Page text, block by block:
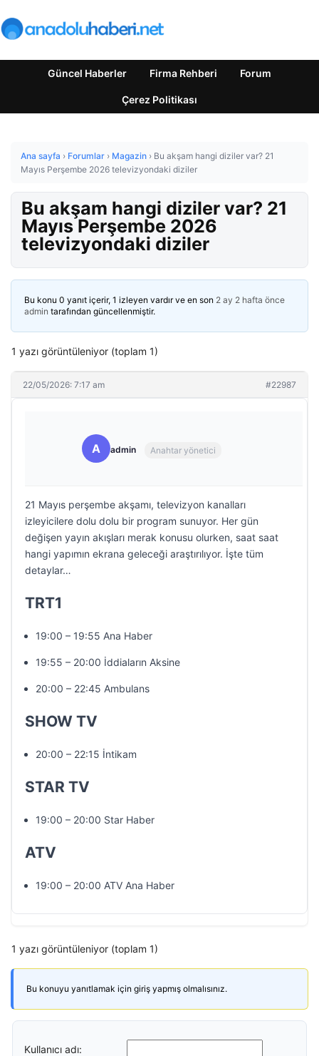
Güncel Haberler Firma Rehberi Forum
Çerez Politikası
Ana sayfa › Forumlar › Magazin › Bu akşam hangi diziler var? 21
Mayıs Perşembe 2026 televizyondaki diziler
Bu akşam hangi diziler var? 21
Mayıs Perşembe 2026
televizyondaki diziler
Bu konu 0 yanıt içerir, 1 izleyen vardır ve en son 2 ay 2 hafta önce
admin tarafından güncellenmiştir.
1 yazı görüntüleniyor (toplam 1)
22/05/2026: 7:17 am #22987
A admin Anahtar yönetici
21 Mayıs perşembe akşamı, televizyon kanalları
izleyicilere dolu dolu bir program sunuyor. Her gün
değişen yayın akışları merak konusu olurken, saat saat
hangi yapımın ekrana geleceği araştırılıyor. İşte tüm
detaylar…
TRT1
19:00 – 19:55 Ana Haber
19:55 – 20:00 İddiaların Aksine
20:00 – 22:45 Ambulans
SHOW TV
20:00 – 22:15 İntikam
STAR TV
19:00 – 20:00 Star Haber
ATV
19:00 – 20:00 ATV Ana Haber
1 yazı görüntüleniyor (toplam 1)
Bu konuyu yanıtlamak için giriş yapmış olmalısınız.
Kullanıcı adı: